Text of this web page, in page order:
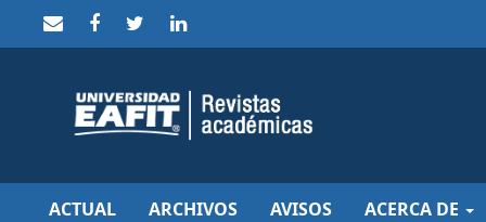
to
Main
Navigation
Content
Sidebar
ACTUAL ARCHIVOS AVISOS ACERCA DE